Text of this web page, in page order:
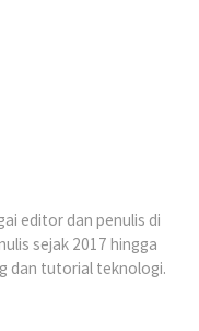
editor dan penulis di
sejak 2017 hingga
dan tutorial teknologi.